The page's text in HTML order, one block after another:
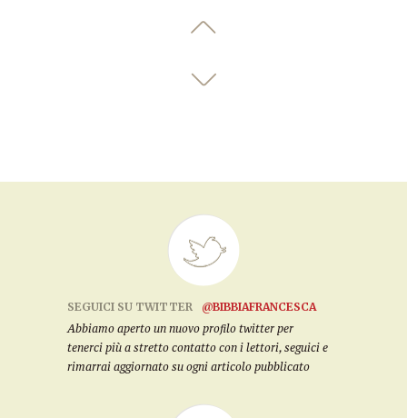
SEGUICI SU TWITTER
@BIBBIAFRANCESCA
Abbiamo aperto un nuovo profilo twitter per
tenerci più a stretto contatto con i lettori, seguici e
rimarrai aggiornato su ogni articolo pubblicato